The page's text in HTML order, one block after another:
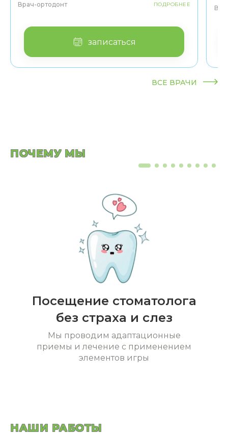
Врач-ортодонт ПОДРОБНЕЕ
записаться
ВСЕ ВРАЧИ
ПОЧЕМУ МЫ
Посещение стоматолога
без страха и слез
Мы проводим адаптационные
приемы и лечение с применением
элементов игры
НАШИ РАБОТЫ